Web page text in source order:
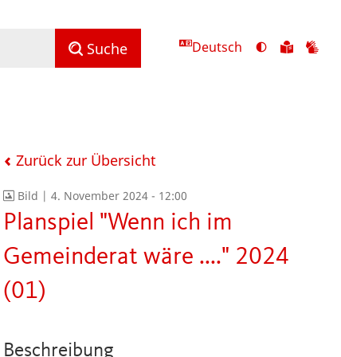
Suche Deutsch
Ansicht
Zu
Zurück zur Übersicht
Bild |4. November 2024 - 12:00
Planspiel "Wenn ich im
Gemeinderat wäre ...." 2024
(01)
Beschreibung